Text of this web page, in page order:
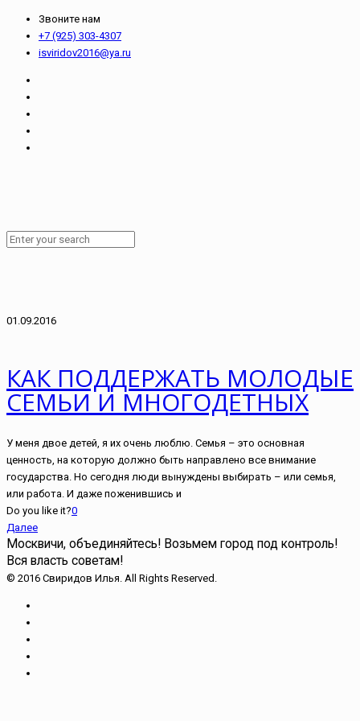
Звоните нам
+7 (925) 303-4307
isviridov2016@ya.ru
01.09.2016
КАК ПОДДЕРЖАТЬ МОЛОДЫЕ
СЕМЬИ И МНОГОДЕТНЫХ
У меня двое детей, я их очень люблю. Семья – это основная
ценность, на которую должно быть направлено все внимание
государства. Но сегодня люди вынуждены выбирать – или семья,
или работа. И даже поженившись и
Do you like it?0
Далее
Москвичи, объединяйтесь! Возьмем город под контроль!
Вся власть советам!
© 2016 Свиридов Илья. All Rights Reserved.